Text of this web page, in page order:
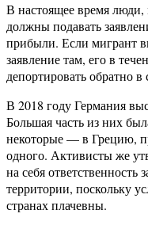
В настоящее время
должны подавать
прибыли. Если мигрант
заявление там, его в
депортировать обратно в
В 2018 году Германия
Большая часть из них
некоторые — в Грецию,
одного. Активисты же
на себя ответственность
территории, поскольку
странах плачевны.